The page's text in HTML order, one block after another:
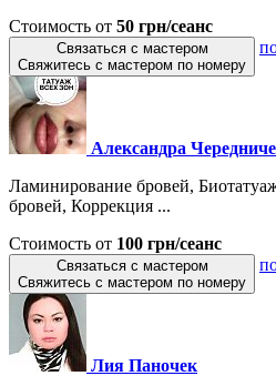
Стоимость от 50 грн/сеанс
Связаться с мастером
Свяжитесь с мастером по номеру
Александра
Ламинирование бровей,
бровей, Коррекция ...
Стоимость от 100 грн/сеанс
Связаться с мастером
Свяжитесь с мастером по номеру
Лия Паночек